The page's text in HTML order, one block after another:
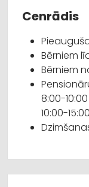
Cenrādis
Bērniem
Bērniem
8:00-10:00
10:00-15:00